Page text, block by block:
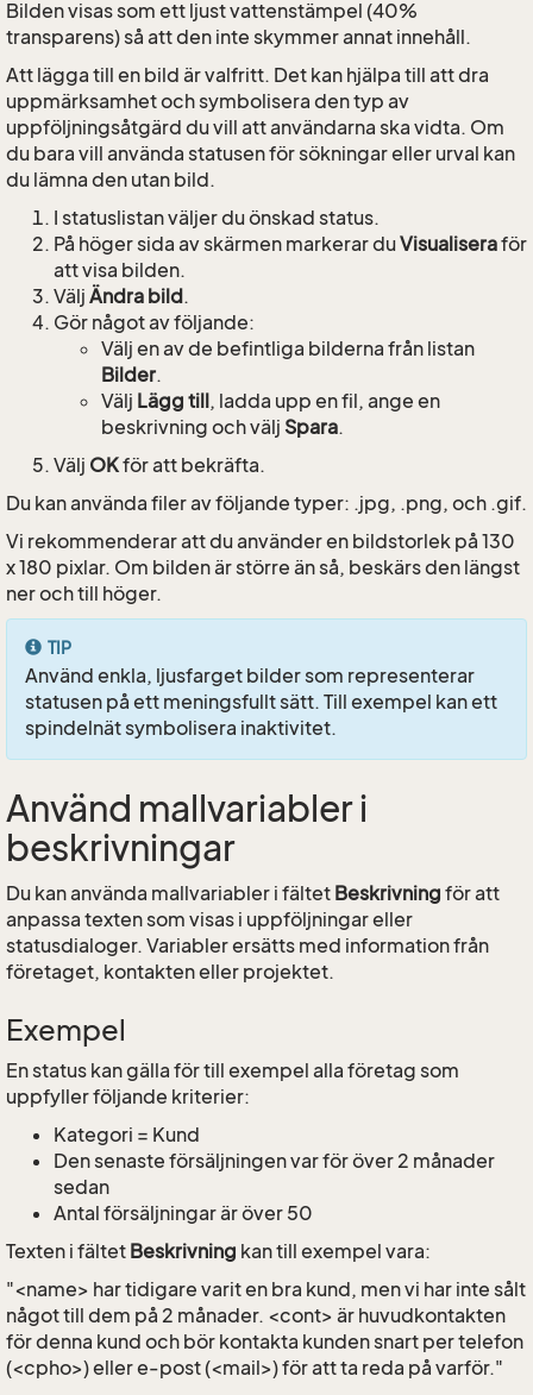
Bilden visas som ett ljust vattenstämpel (40%
transparens) så att den inte skymmer annat innehåll.
Att lägga till en bild är valfritt. Det kan hjälpa till att dra
uppmärksamhet och symbolisera den typ av
uppföljningsåtgärd du vill att användarna ska vidta. Om
du bara vill använda statusen för sökningar eller urval kan
du lämna den utan bild.
I statuslistan väljer du önskad status.
På höger sida av skärmen markerar duVisualiseraför
att visa bilden.
Välj Ändra bild.
Gör något av följande:
Välj en av de befintliga bilderna från listan
Bilder.
Välj Lägg till, ladda upp en fil, ange en
beskrivning och välj Spara.
Välj OKför att bekräfta.
Du kan använda filer av följande typer: .jpg, .png, och .gif.
Vi rekommenderar att du använder en bildstorlek på 130
x 180 pixlar. Om bilden är större än så, beskärs den längst
ner och till höger.
TIP
Använd enkla, ljusfarget bilder som representerar
statusen på ett meningsfullt sätt. Till exempel kan ett
spindelnät symbolisera inaktivitet.
Använd mallvariabler i
beskrivningar
Du kan använda mallvariabler i fältet Beskrivning för att
anpassa texten som visas i uppföljningar eller
statusdialoger. Variabler ersätts med information från
företaget, kontakten eller projektet.
Exempel
En status kan gälla för till exempel alla företag som
uppfyller följande kriterier:
Kategori = Kund
Den senaste försäljningen var för över 2 månader
sedan
Antal försäljningar är över 50
Texten i fältet Beskrivning kan till exempel vara:
"<name> har tidigare varit en bra kund, men vi har inte sålt
något till dem på 2 månader. <cont> är huvudkontakten
för denna kund och bör kontakta kunden snart per telefon
(<cpho>) eller e-post (<mail>) för att ta reda på varför."